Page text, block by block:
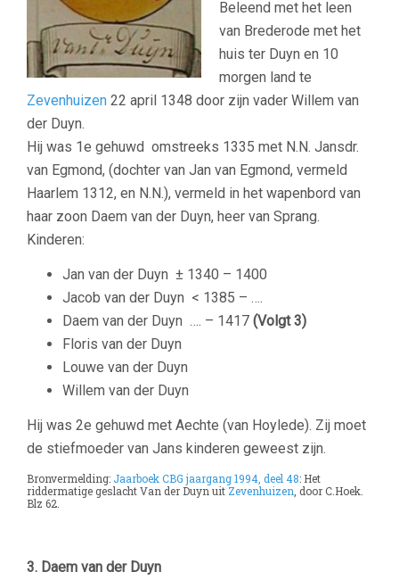
Beleend met het leen
van Brederode met het
huis ter Duyn en 10
morgen land te
Zevenhuizen 22 april 1348 door zijn vader Willem van
der Duyn.
Hij was 1e gehuwd omstreeks 1335 met N.N. Jansdr.
van Egmond, (dochter van Jan van Egmond, vermeld
Haarlem 1312, en N.N.), vermeld in het wapenbord van
haar zoon Daem van der Duyn, heer van Sprang.
Kinderen:
Jan van der Duyn ± 1340 – 1400
Jacob van der Duyn < 1385 – ….
Daem van der Duyn …. – 1417 (Volgt 3)
Floris van der Duyn
Louwe van der Duyn
Willem van der Duyn
Hij was 2e gehuwd met Aechte (van Hoylede). Zij moet
de stiefmoeder van Jans kinderen geweest zijn.
Bronvermelding: Jaarboek CBG jaargang 1994, deel 48: Het
riddermatige geslacht Van der Duyn uitZevenhuizen , door C.Hoek.
Blz 62.
3. Daem van der Duyn